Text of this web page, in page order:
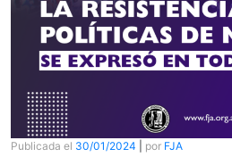
Publicada el 30/01/2024 por FJA